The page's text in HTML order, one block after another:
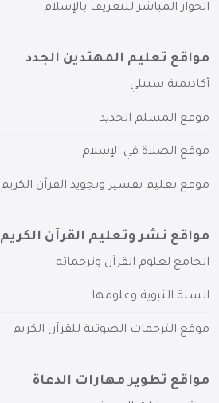
الحوار المباشر للتعريف بالإسلام
مواقع تعليم المهتدين الجدد
أكاديمية سبيلي
موقع المسلم الجديد
موقع الصلاة في الإسلام
موقع تعليم تفسير وتجويد القرآن الكريم
مواقع نشر وتعليم القرآن الكريم
الجامع لعلوم القرآن وترجماته
السنة النبوية وعلومها
موقع الترجمات الصوتية للقرآن الكريم
مواقع تطوير مهارات الدعاة